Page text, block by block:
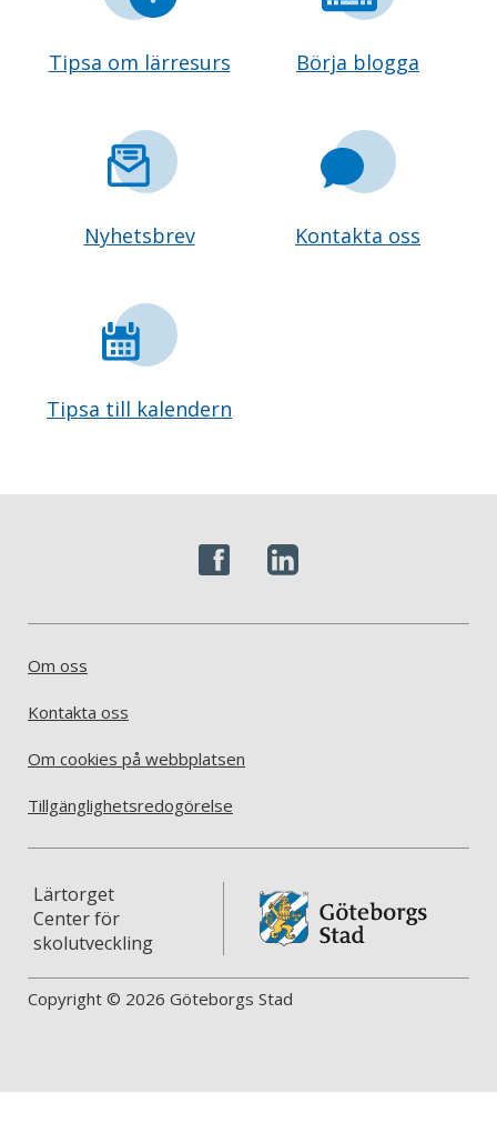
Tipsa om lärresurs Börja blogga
Nyhetsbrev Kontakta oss
Tipsa till kalendern
Om oss
Kontakta oss
Om cookies på webbplatsen
Tillgänglighetsredogörelse
Lärtorget
Center för
skolutveckling
Copyright © 2026 Göteborgs Stad